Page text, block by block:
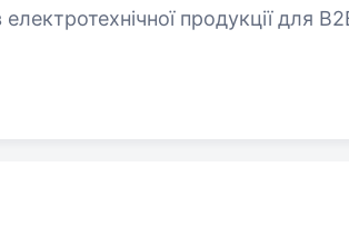
електротехнічної продукції для